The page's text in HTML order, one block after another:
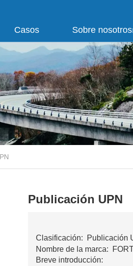
Casos Sobre nosotros
Publicación UPN
Clasificación:
Publicación
Nombre de la marca:
Breve introducción: